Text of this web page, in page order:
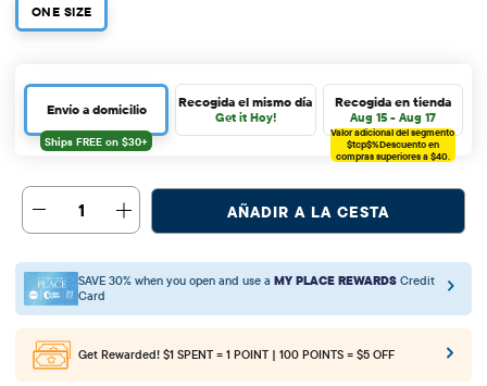
ONE SIZE
Envío a domicilio Recogida el mismo día
Get it Hoy!
Recogida en tienda
Aug 15 - Aug 17
Valor adicional del segmento
$tcp$%Descuento en
compras superiores a $40.
1 AÑADIR A LA CESTA
SAVE 30% when you open and use a MY PLACE REWARDS Credit
Card
Get Rewarded! $1 SPENT = 1 POINT | 100 POINTS = $5 OFF